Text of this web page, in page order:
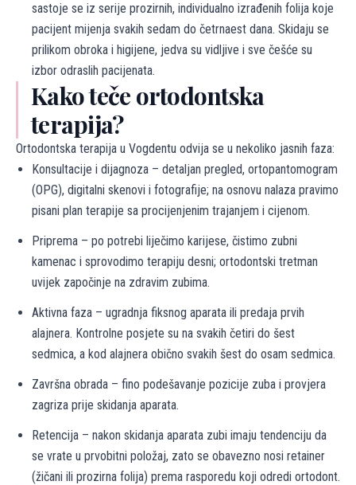
sastoje se iz serije prozirnih, individualno izrađenih folija koje
pacijent mijenja svakih sedam do četrnaest dana. Skidaju se
prilikom obroka i higijene, jedva su vidljive i sve češće su
izbor odraslih pacijenata.
Kako teče ortodontska
terapija?
Ortodontska terapija u Vogdentu odvija se u nekoliko jasnih faza:
Konsultacije i dijagnoza – detaljan pregled, ortopantomogram
(OPG), digitalni skenovi i fotografije; na osnovu nalaza pravimo
pisani plan terapije sa procijenjenim trajanjem i cijenom.
Priprema – po potrebi liječimo karijese, čistimo zubni
kamenac i sprovodimo terapiju desni; ortodontski tretman
uvijek započinje na zdravim zubima.
Aktivna faza – ugradnja fiksnog aparata ili predaja prvih
alajnera. Kontrolne posjete su na svakih četiri do šest
sedmica, a kod alajnera obično svakih šest do osam sedmica.
Završna obrada – fino podešavanje pozicije zuba i provjera
zagriza prije skidanja aparata.
Retencija – nakon skidanja aparata zubi imaju tendenciju da
se vrate u prvobitni položaj, zato se obavezno nosi retainer
(žičani ili prozirna folija) prema rasporedu koji odredi ortodont.